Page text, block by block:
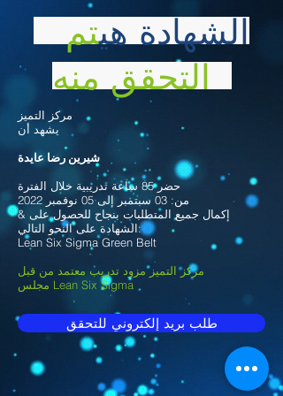
الشهادة هيتم
مركز التميز
يشهد أن
شيرين رضا عايدة
حضر 85 ساعة تدريبية خلال الفترة
من: 03 سبتمبر إلى 05 نوفمبر 2022
& إكمال جميع المتطلبات بنجاح للحصول على
الشهادة على النحو التالي:
Lean Six Sigma Green Belt
مركز التميز مزود تدريب معتمد من قبل
مجلس Lean Six Sigma
طلب بريد إلكتروني للتحقق